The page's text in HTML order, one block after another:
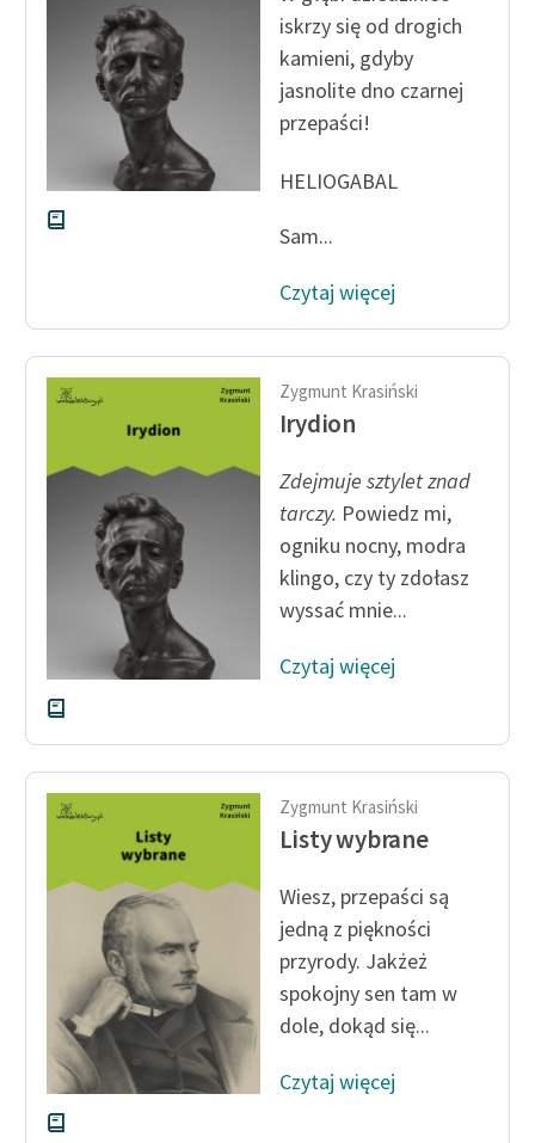
Zasady wykorzystania
Wolnych Lektur
Logotypy
Dane fundacji i
sprawozdania finansowe
Regulamin darowizn
Informacja o treściach
wrażliwych
Deklaracja dostępności
iskrzy się od drogich
kamieni, gdyby
jasnolite dno czarnej
przepaści!
HELIOGABAL
Sam...
Czytaj więcej
Zygmunt Krasiński
Irydion
Zdejmuje sztylet znad
tarczy. Powiedz mi,
ogniku nocny, modra
klingo, czy ty zdołasz
wyssać mnie...
Czytaj więcej
Zygmunt Krasiński
Listy wybrane
Wiesz, przepaści są
jedną z piękności
przyrody. Jakżeż
spokojny sen tam w
dole, dokąd się...
Czytaj więcej